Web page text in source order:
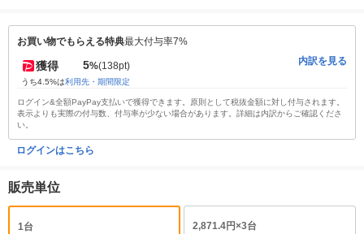
お買い物でもらえる特典最大付与率7%
獲得 5%(138pt)
うち4.5%は利用先・期間限定
内訳を見る
ログイン&全額PayPay支払いで獲得できます。原則として税抜金額に対し付与されます。
表示よりも実際の付与数、付与率が少ない場合があります。詳細は内訳からご確認くださ
い。
ログインはこちら
販売単位
1台
2,871.4円×3台